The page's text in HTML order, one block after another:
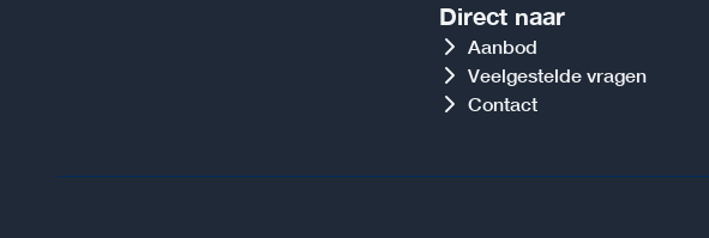
Direct naar
Aanbod
Veelgestelde vragen
Contact